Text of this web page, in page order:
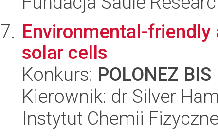
Environmental-
solar cells
Konkurs: POLONEZ BIS
Kierownik: dr Silver
Instytut Chemii